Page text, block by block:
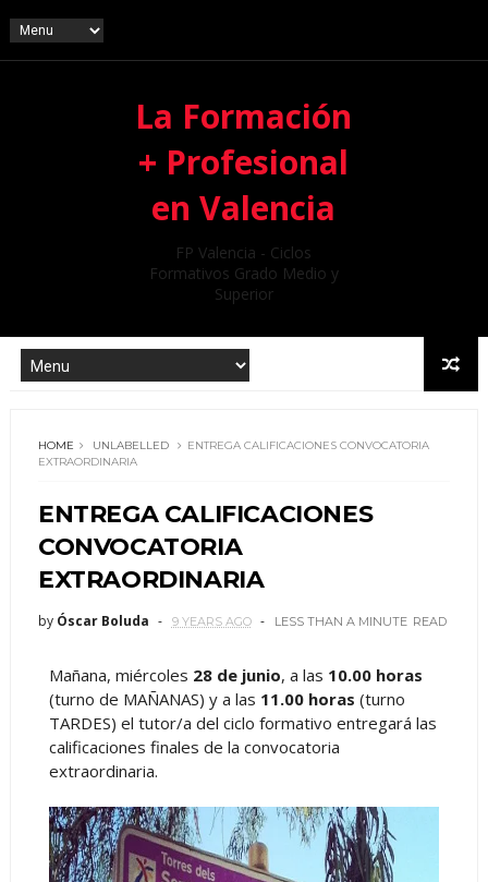
La Formación
+ Profesional
en Valencia
FP Valencia - Ciclos
Formativos Grado Medio y
Superior
HOME UNLABELLED
ENTREGA CALIFICACIONES CONVOCATORIA
EXTRAORDINARIA
ENTREGA CALIFICACIONES
CONVOCATORIA
EXTRAORDINARIA
by Óscar Boluda 9 YEARS AGO LESS THAN A MINUTE READ
Mañana, miércoles 28 de junio, a las 10.00 horas
(turno de MAÑANAS) y a las 11.00 horas (turno
TARDES) el tutor/a del ciclo formativo entregará las
calificaciones finales de la convocatoria
extraordinaria.